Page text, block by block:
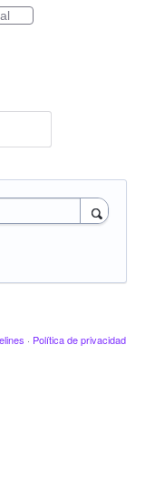
· Política de privacidad